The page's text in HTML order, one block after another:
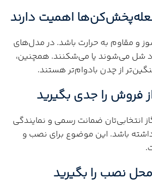
و مقاوم به حرارت باشد. در مدل‌های
شل می‌شوند یا می‌شکنند. همچنین،
از چدن بادوام‌تر هستند.
انتخابی‌تان ضمانت رسمی و نمایندگی
باشد. این موضوع برای نصب و